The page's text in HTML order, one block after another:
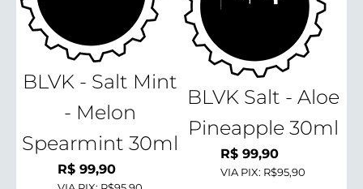
BLVK - Salt Mint
- Melon
Spearmint 30ml
R$99,90
BLVK Salt - Aloe
Pineapple 30ml
R$ 99,90
VIA PIX: R$95,90